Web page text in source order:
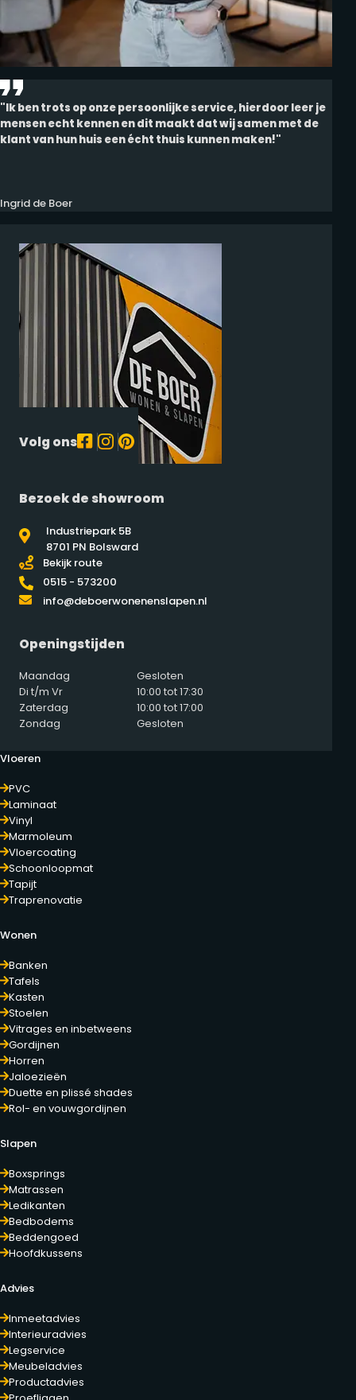
"Ik ben trots op onze persoonlijke service, hierdoor leer je
mensen echt kennen en dit maakt dat wij samen met de
klant van hun huis een écht thuis kunnen maken!"
Ingrid de Boer
Volg ons
Bezoek de showroom
Industriepark 5B
8701 PN Bolsward
Bekijk route
0515 - 573200
info@deboerwonenenslapen.nl
Openingstijden
Maandag
Gesloten
Di t/m Vr
10:00 tot 17:30
Zaterdag
10:00 tot 17:00
Zondag
Gesloten
Vloeren
PVC
Laminaat
Vinyl
Marmoleum
Vloercoating
Schoonloopmat
Tapijt
Traprenovatie
Wonen
Banken
Tafels
Kasten
Stoelen
Vitrages en inbetweens
Gordijnen
Horren
Jaloezieën
Duette en plissé shades
Rol- en vouwgordijnen
Slapen
Boxsprings
Matrassen
Ledikanten
Bedbodems
Beddengoed
Hoofdkussens
Advies
Inmeetadvies
Interieuradvies
Legservice
Meubeladvies
Productadvies